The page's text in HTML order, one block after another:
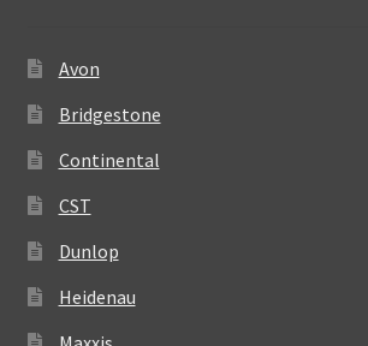
Avon
Bridgestone
Continental
CST
Dunlop
Heidenau